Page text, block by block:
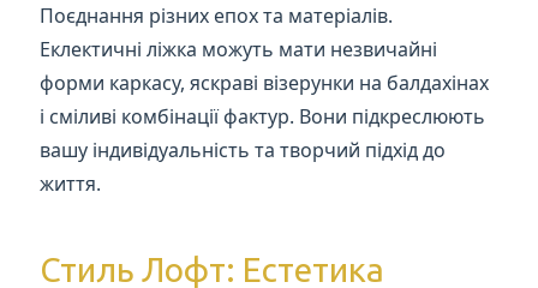
Поєднання різних епох та матеріалів.
Еклектичні ліжка можуть мати незвичайні
форми каркасу, яскраві візерунки на балдахінах
і сміливі комбінації фактур. Вони підкреслюють
вашу індивідуальність та творчий підхід до
життя.
Стиль Лофт: Естетика